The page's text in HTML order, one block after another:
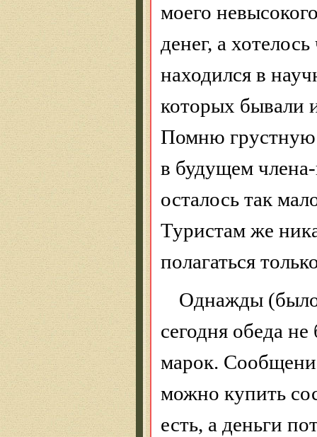
моего
денег, а
находился в
которых бывали
Помню грустную
в будущем
осталось так
Туристам же
полагаться
Однажды (было
сегодня обеда
марок.
можно купить
есть, а деньги